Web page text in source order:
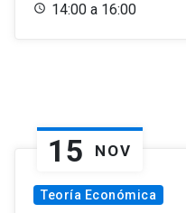
14:00 a 16:00
15 NOV
Teoría Económica